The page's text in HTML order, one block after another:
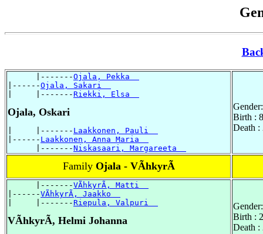
      |-------
Ojala, Pekka
|------Ojala, Sakari
|     |-------Riekki, Elsa
Ojala, Oskari
|     |------- Laakkonen, Pauli
|------ Laakkonen, Anna Maria
      |-------
Niskasaari, Margareeta
Birth :
Death :
Family Ojala - VÃhkyrÃ
      |-------
VÃhkyrÃ, Matti
|------VÃhkyrÃ, Jaakko
|     |-------Riepula, Valpuri
VÃhkyrÃ, Helmi Johanna
Birth :
Death :